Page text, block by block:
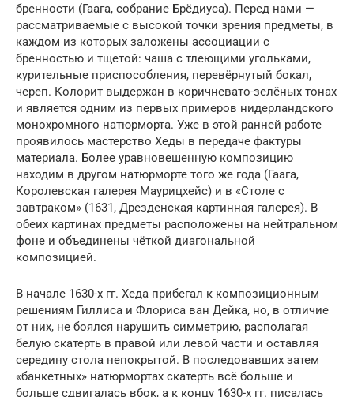
бренности (Гаага, собрание Брёдиуса). Перед нами —
рассматриваемые с высокой точки зрения предметы, в
каждом из которых заложены ассоциации с
бренностью и тщетой: чаша с тлеющими угольками,
курительные приспособления, перевёрнутый бокал,
череп. Колорит выдержан в коричневато-зелёных тонах
и является одним из первых примеров нидерландского
монохромного натюрморта. Уже в этой ранней работе
проявилось мастерство Хеды в передаче фактуры
материала. Более уравновешенную композицию
находим в другом натюрморте того же года (Гаага,
Королевская галерея Маурицхейс) и в «Столе с
завтраком» (1631, Дрезденская картинная галерея). В
обеих картинах предметы расположены на нейтральном
фоне и объединены чёткой диагональной
композицией.
В начале 1630-х гг. Хеда прибегал к композиционным
решениям Гиллиса и Флориса ван Дейка, но, в отличие
от них, не боялся нарушить симметрию, располагая
белую скатерть в правой или левой части и оставляя
середину стола непокрытой. В последовавших затем
«банкетных» натюрмортах скатерть всё больше и
больше сдвигалась вбок, а к концу 1630-х гг. писалась